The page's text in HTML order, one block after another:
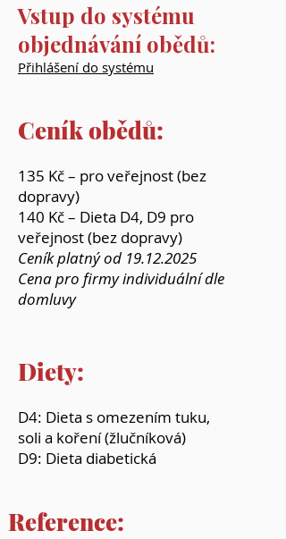
Vstup do systému
objednávání obědů:
Přihlášení do systému
Ceník obědů:
135 Kč – pro veřejnost (bez
dopravy)
140 Kč – Dieta D4, D9 pro
veřejnost (bez dopravy)
Ceník platný od 19.12.2025
Cena pro firmy individuální dle
domluvy
Diety:
D4: Dieta s omezením tuku,
soli a koření (žlučníková)
D9: Dieta diabetická
Reference: